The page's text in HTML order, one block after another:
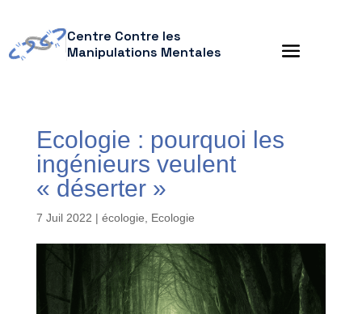
Centre Contre les
Manipulations Mentales
Ecologie : pourquoi les
ingénieurs veulent
« déserter »
7 Juil 2022 | écologie Ecologie